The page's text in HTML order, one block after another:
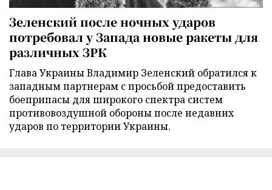
Зеленский после ночных ударов
потребовал у Запада новые ракеты для
различных ЗРК
Глава Украины Владимир Зеленский обратился к
западным партнерам с просьбой предоставить
боеприпасы для широкого спектра систем
противовоздушной обороны после недавних
ударов по территории Украины.